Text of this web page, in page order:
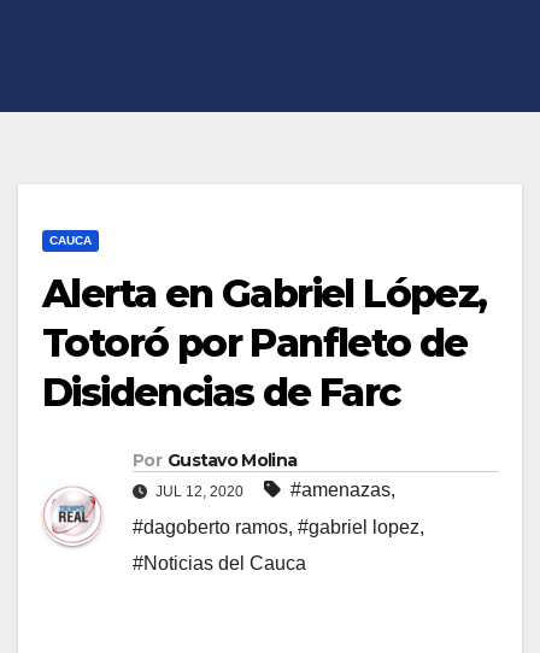
CAUCA
Alerta en Gabriel López,
Totoró por Panfleto de
Disidencias de Farc
Por Gustavo Molina
JUL 12, 2020 #amenazas,
#dagoberto ramos, #gabriel lopez,
#Noticias del Cauca